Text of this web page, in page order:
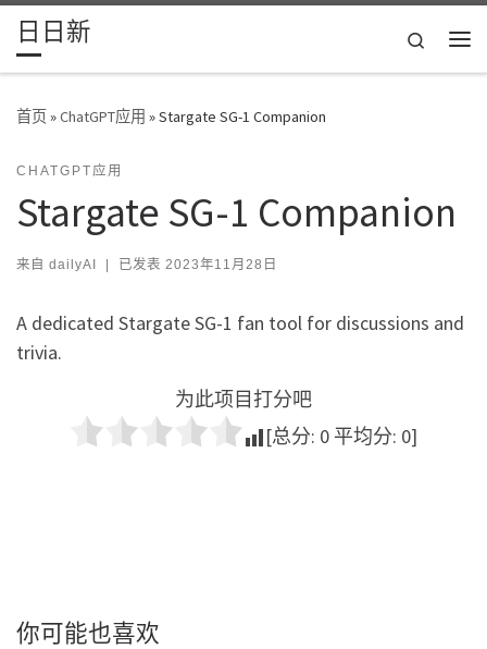
Skip to content
日日新
Search
首页»ChatGPT应用 »Stargate SG-1 Companion
CHATGPT应用
Stargate SG-1 Companion
来自 dailyAI | 已发表 2023年11月28日
A dedicated Stargate SG-1 fan tool for discussions and
trivia.
为此项目打分吧
[总分: 0 平均分: 0]
你可能也喜欢